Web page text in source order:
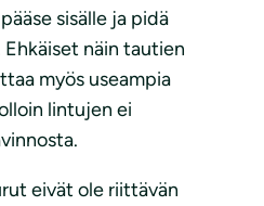
sisälle ja pidä
näin tautien
myös useampia
lintujen ei
eivät ole riittävän